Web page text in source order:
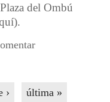
del Ombú
Argentina 2ª
› última »